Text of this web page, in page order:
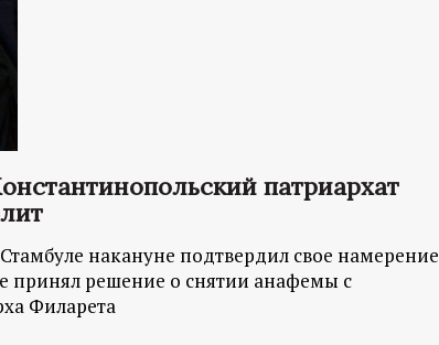
патриархат
накануне подтвердил свое намерение
принял решение о снятии анафемы с
Филарета